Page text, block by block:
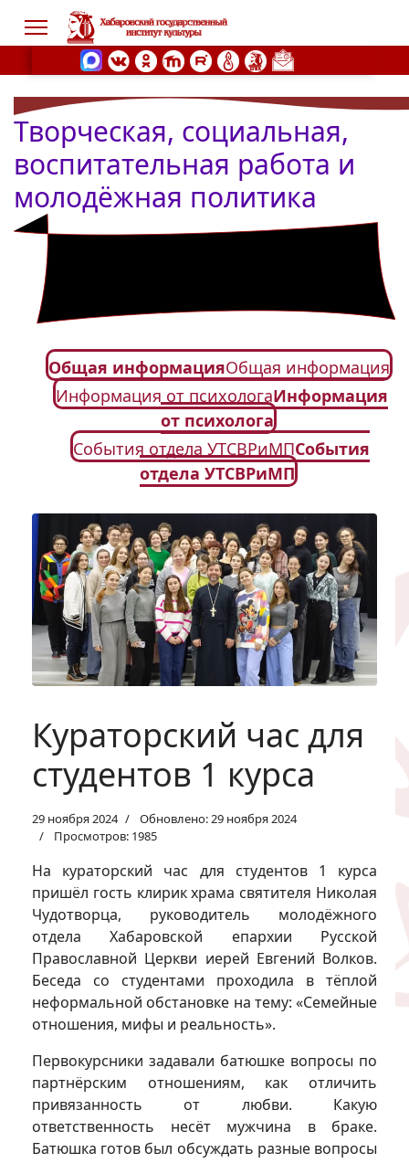
Творческая, социальная,
воспитательная работа и
молодёжная политика
Общая информацияОбщая информация
Информация от психологаИнформация
от психолога
События отдела УТСВРиМПСобытия
отдела УТСВРиМП
Кураторский час для
студентов 1 курса
29 ноября 2024
Обновлено: 29 ноября 2024
Просмотров: 1985
На кураторский час для студентов 1 курса
пришёл гость клирик храма святителя Николая
Чудотворца, руководитель молодёжного
отдела Хабаровской епархии Русской
Православной Церкви иерей Евгений Волков.
Беседа со студентами проходила в тёплой
неформальной обстановке на тему: «Семейные
отношения, мифы и реальность».
Первокурсники задавали батюшке вопросы по
партнёрским отношениям, как отличить
привязанность от любви. Какую
ответственность несёт мужчина в браке.
Батюшка готов был обсуждать разные вопросы